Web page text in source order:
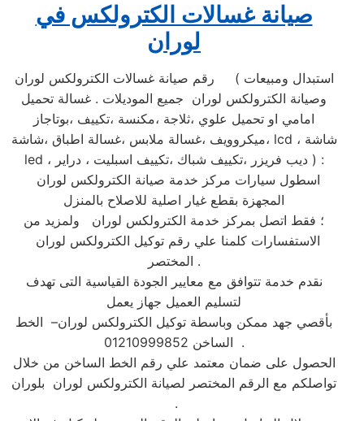
صيانة غسالات الكترولكس في
لوران
رقم صيانة غسالات الكترولكس لوران ( استبدال ومبيعات
وصيانة الكترولكس لوران جميع الموديلات . غسالة تحميل
امامي او تحميل علوي ،ثلاجة ،مكنسة ،تكييف ،بوتاجاز
،ميكروويف ،غسالة ملابس ،غسالة اطباق ،شاشة lcd ، شاشة
led ، ديب فريزر ،تكييف شباك ،تكييف اسبليت ، دراير ) :
اسطول سيارات مركز خدمة صيانة الكترولكس لوران
المجهزة بقطع غيار اصلية للاصلاح بالمنزل
؛ فقط اتصل بمركز خدمة الكترولكس لوران ولمزيد من
الاستفسارات كلمنا علي رقم توكيل الكترولكس لوران
المختصر .
نقدم خدمة تتوافق مع معايير الجودة القياسية التى تهدف
لتسليم العميل جهاز يعمل
بأقصي جهد ممكن وباسطة توكيل الكترولكس لوران– الخط
الساخن 01210999852 .
الحصول على ضمان معتمد علي رقم الخط الساخن من خلال
تواصلكم مع الرقم المختصر لصيانة الكترولكس لوران بلوران
.